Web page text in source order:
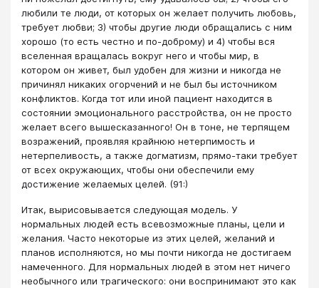
любили те люди, от которых он желает получить любовь,
требует любви; 3) чтобы другие люди обращались с ним
хорошо (то есть честно и по-доброму) и 4) чтобы вся
вселенная вращалась вокруг него и чтобы мир, в
котором он живет, был удобен для жизни и никогда не
причинял никаких огорчений и не был бы источником
конфликтов. Когда тот или иной пациент находится в
состоянии эмоционального расстройства, он не просто
желает всего вышесказанного! Он в тоне, не терпящем
возражений, проявляя крайнюю нетерпимость и
нетерпеливость, а также догматизм, прямо-таки требует
от всех окружающих, чтобы они обеспечили ему
достижение желаемых целей. (91:)
Итак, вырисовывается следующая модель. У
нормальных людей есть всевозможные планы, цели и
желания. Часто некоторые из этих целей, желаний и
планов исполняются, но мы почти никогда не достигаем
намеченного. Для нормальных людей в этом нет ничего
необычного или трагического: они воспринимают это как